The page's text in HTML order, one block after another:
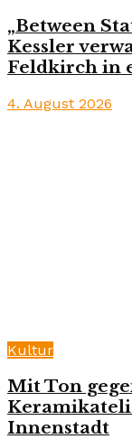
„Between
Kessler
Feldkirch in
4. August 2026
Kultur
Mit Ton
Innenstadt